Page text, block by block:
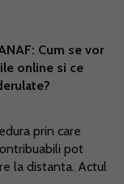
Cum se vor
online si ce
prin care
pot
la distanta. Actul